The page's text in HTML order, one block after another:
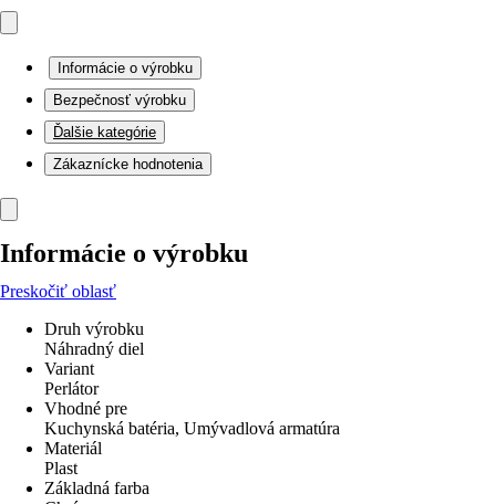
Informácie o výrobku
Bezpečnosť výrobku
Ďalšie kategórie
Zákaznícke hodnotenia
Informácie o výrobku
Preskočiť oblasť
Druh výrobku
Náhradný diel
Variant
Perlátor
Vhodné pre
Kuchynská batéria, Umývadlová armatúra
Materiál
Plast
Základná farba